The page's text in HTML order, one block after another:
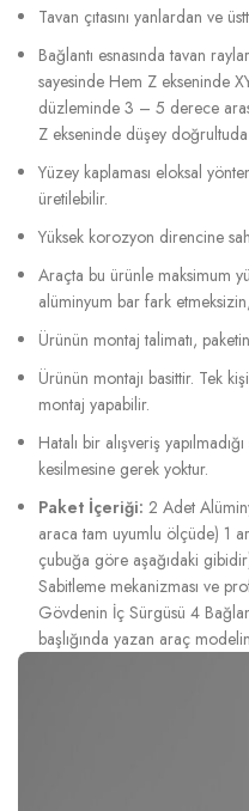
Tavan çıtasını yanlardan ve
Bağlantı esnasında tavan
sayesinde Hem Z ekseninde
düzleminde 3 – 5 derece
Z ekseninde düşey
Yüzey kaplaması eloksal
üretilebilir.
Yüksek korozyon direncine
Araçta bu ürünle maksimum
alüminyum bar fark etmeksizin,
Ürünün montaj talimatı,
Ürünün montajı basittir. Tek
montaj yapabilir.
Hatalı bir alışveriş
kesilmesine gerek yoktur.
Paket İçeriği: 2 Adet
araca tam uyumlu ölçüde) 1
çubuğa göre aşağıdaki
Sabitleme mekanizması ve
Gövdenin İç Sürgüsü 4
başlığında yazan araç